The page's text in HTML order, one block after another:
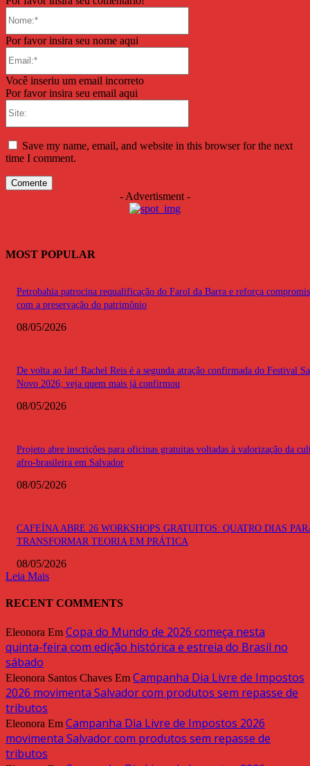
Por favor insira seu nome aqui
Você inseriu um email incorreto
Por favor insira seu email aqui
Save my name, email, and website in this browser for the next
time I comment.
- Advertisment -
MOST POPULAR
Petrobahia patrocina requalificação do Farol da Barra e reforça
com a preservação do patrimônio
08/05/2026
De volta ao lar! Rachel Reis é a segunda atração confirmada do Festival
Novo 2026; veja quem mais já confirmou
08/05/2026
Projeto abre inscrições para oficinas gratuitas voltadas à valorização da
afro-brasileira em Salvador
08/05/2026
CAFEÍNA ABRE 26 WORKSHOPS GRATUITOS: QUATRO DIAS
TRANSFORMAR TEORIA EM PRÁTICA
08/05/2026
Leia Mais
RECENT COMMENTS
Eleonora Em Copa do Mundo de 2026 começa nesta
quinta-feira com edição histórica e estreia do Brasil no
sábado
Eleonora Santos Chaves Em Campanha Dia Livre de Impostos
2026 movimenta Salvador com produtos sem repasse de
tributos
Eleonora Em Campanha Dia Livre de Impostos 2026
movimenta Salvador com produtos sem repasse de
tributos